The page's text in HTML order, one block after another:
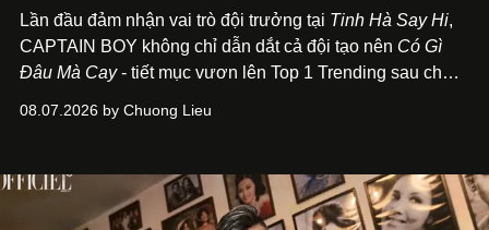
Lần đầu đảm nhận vai trò đội trưởng tại Tinh Hà Say Hi,
CAPTAIN BOY không chỉ dẫn dắt cả đội tạo nên Có Gì
Đâu Mà Cay- tiết mục vươn lên Top 1 Trending sau chưa
để lắng nghe, kết nối và tin tưởng đồng đội. Với nam
trình trở thành một producer thực thụ.
08.07.2026 by Chuong Lieu